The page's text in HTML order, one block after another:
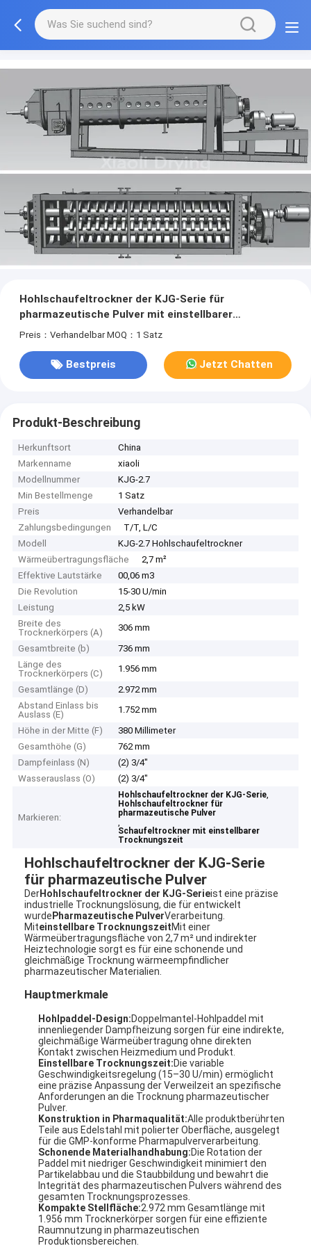
Hohlschaufeltrockner der KJG-Serie für
pharmazeutische Pulver mit einstellbarer
Trocknungszeit
Preis：Verhandelbar MOQ：1 Satz
Bestpreis Jetzt Chatten
Produkt-Beschreibung
Herkunftsort
China
Markenname
xiaoli
Modellnummer
KJG-2.7
Min Bestellmenge
1 Satz
Preis
Verhandelbar
Zahlungsbedingungen
T/T, L/C
Modell
KJG-2.7 Hohlschaufeltrockner
Wärmeübertragungsfläche
2,7 m²
Effektive Lautstärke
00,06 m3
Die Revolution
15-30 U/min
Leistung
2,5 kW
Breite des
Trocknerkörpers (A)
306 mm
Gesamtbreite (b)
736 mm
Länge des
Trocknerkörpers (C)
1.956 mm
Gesamtlänge (D)
2.972 mm
Abstand Einlass bis
Auslass (E)
1.752 mm
Höhe in der Mitte (F)
380 Millimeter
Gesamthöhe (G)
762 mm
Dampfeinlass (N)
(2) 3/4"
Wasserauslass (O)
(2) 3/4"
Markieren:
Hohlschaufeltrockner der KJG-Serie,
Hohlschaufeltrockner für
pharmazeutische Pulver
,
Schaufeltrockner mit einstellbarer
Trocknungszeit
Hohlschaufeltrockner der KJG-Serie
für pharmazeutische Pulver
DerHohlschaufeltrockner der KJG-Serieist eine präzise
industrielle Trocknungslösung, die für entwickelt
wurde Pharmazeutische PulverVerarbeitung.
Miteinstellbare TrocknungszeitMit einer
Wärmeübertragungsfläche von 2,7 m² und indirekter
Heiztechnologie sorgt es für eine schonende und
gleichmäßige Trocknung wärmeempfindlicher
pharmazeutischer Materialien.
Hauptmerkmale
Hohlpaddel-Design:Doppelmantel-Hohlpaddel mit
innenliegender Dampfheizung sorgen für eine indirekte,
gleichmäßige Wärmeübertragung ohne direkten
Kontakt zwischen Heizmedium und Produkt.
Einstellbare Trocknungszeit:Die variable
Geschwindigkeitsregelung (15–30 U/min) ermöglicht
eine präzise Anpassung der Verweilzeit an spezifische
Anforderungen an die Trocknung pharmazeutischer
Pulver.
Konstruktion in Pharmaqualität:Alle produktberührten
Teile aus Edelstahl mit polierter Oberfläche, ausgelegt
für die GMP-konforme Pharmapulververarbeitung.
Schonende Materialhandhabung:Die Rotation der
Paddel mit niedriger Geschwindigkeit minimiert den
Partikelabbau und die Staubbildung und bewahrt die
Integrität des pharmazeutischen Pulvers während des
gesamten Trocknungsprozesses.
Kompakte Stellfläche:2.972 mm Gesamtlänge mit
1.956 mm Trocknerkörper sorgen für eine effiziente
Raumnutzung in pharmazeutischen
Produktionsbereichen.